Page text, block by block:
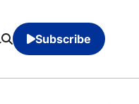
Subscribe